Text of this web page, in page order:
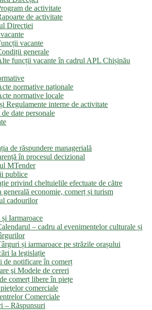
de activitate
de activitate
Direcţiei
vacante
generale
funcții vacante în cadrul APL Chișinău
normative naționale
normative locale
Regulamente interne de activitate
date personale
de răspundere managerială
în procesul decizional
MTender
publice
privind cheltuielile efectuate de către
generală economie, comerț și turism
cadourilor
Iarmaroace
– cadru al evenimentelor culturale și
și iarmaroace pe străzile orașului
la legislație
de notificare în comerț
şi Modele de cereri
comerț libere în piețe
comerciale
Comerciale
– Răspunsuri